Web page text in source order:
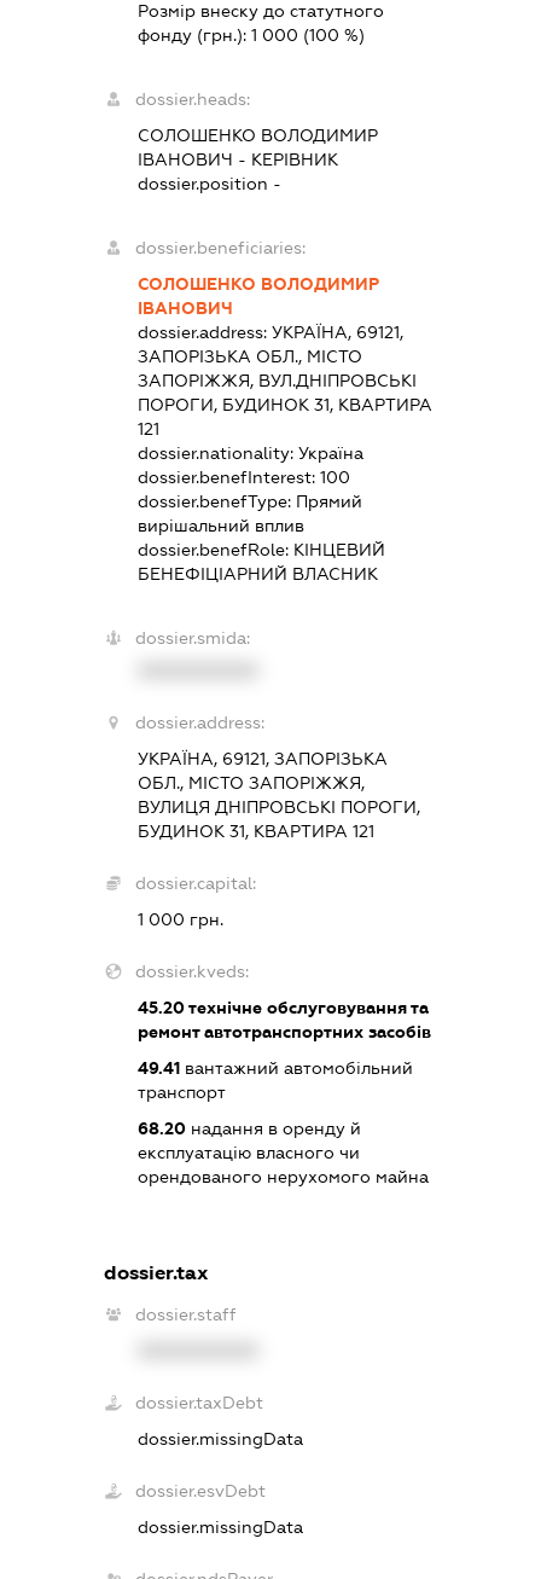
Розмір внеску до статутного
фонду (грн.):1 000 (100 %)
dossier.heads:
СОЛОШЕНКО ВОЛОДИМИР
ІВАНОВИЧ - КЕРІВНИК
dossier.position -
dossier.beneficiaries:
СОЛОШЕНКО ВОЛОДИМИР
ІВАНОВИЧ
dossier.address:УКРАЇНА, 69121,
ЗАПОРІЗЬКА ОБЛ., МІСТО
ЗАПОРІЖЖЯ, ВУЛ.ДНІПРОВСЬКІ
ПОРОГИ, БУДИНОК 31, КВАРТИРА
121
dossier.nationality:Україна
dossier.benefInterest:100
dossier.benefType: Прямий
вирішальний вплив
dossier.benefRole: КІНЦЕВИЙ
БЕНЕФІЦІАРНИЙ ВЛАСНИК
dossier.smida:
dossier.address:
УКРАЇНА, 69121, ЗАПОРІЗЬКА
ОБЛ., МІСТО ЗАПОРІЖЖЯ,
ВУЛИЦЯ ДНІПРОВСЬКІ ПОРОГИ,
БУДИНОК 31, КВАРТИРА 121
dossier.capital:
1 000 грн.
dossier.kveds:
45.20технічне обслуговування та
ремонт автотранспортних засобів
49.41 вантажний автомобільний
транспорт
68.20 надання в оренду й
експлуатацію власного чи
орендованого нерухомого майна
dossier.tax
dossier.staff
dossier.taxDebt
dossier.missingData
dossier.esvDebt
dossier.missingData